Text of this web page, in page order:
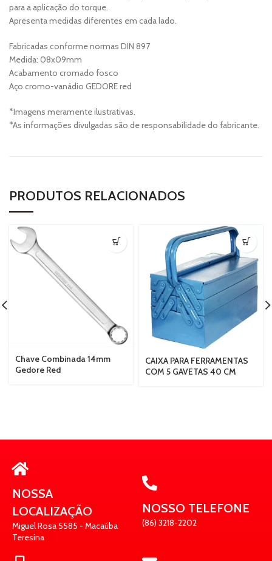
para a aplicação do torque.
Apresenta medidas diferentes em cada lado.
Fabricadas conforme normas DIN 897
Medida: 08x09mm
Acabamento cromado fosco
Aço cromo-vanádio GEDORE red
*Imagens meramente ilustrativas.
*As informações divulgadas são de responsabilidade do fabricante.
PRODUTOS RELACIONADOS
Chave Combinada 14mm
Gedore Red
CAIXA PARA FERRAMENTAS
COM 5 GAVETAS 40 CM
NOSSA
LOCALIZAÇÃO
Miguel Rosa 5585 - Macaúba
Teresina
NOSSO TELEFONE
(86) 3218-2202